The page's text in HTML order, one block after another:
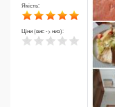
Якість:
Ціни (вис -> низ):